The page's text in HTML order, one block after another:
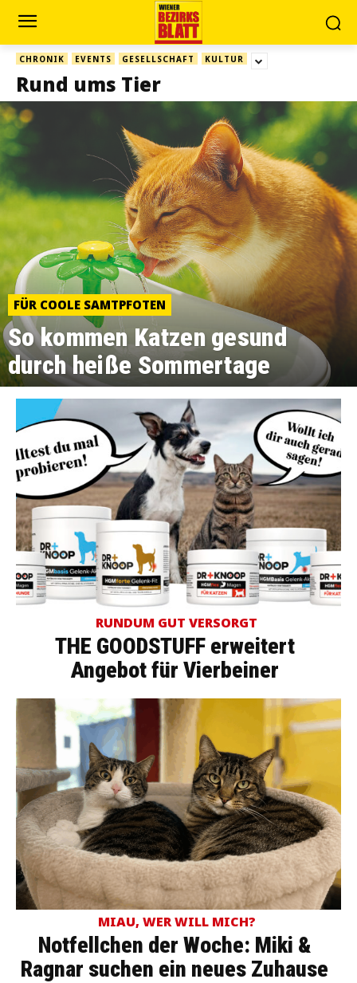
CHRONIK EVENTS GESELLSCHAFT KULTUR
Rund ums Tier
FÜR COOLE SAMTPFOTEN
So kommen Katzen gesund
durch heiße Sommertage
RUNDUM GUT VERSORGT
THE GOODSTUFF erweitert
Angebot für Vierbeiner
MIAU, WER WILL MICH?
Notfellchen der Woche: Miki &
Ragnar suchen ein neues Zuhause